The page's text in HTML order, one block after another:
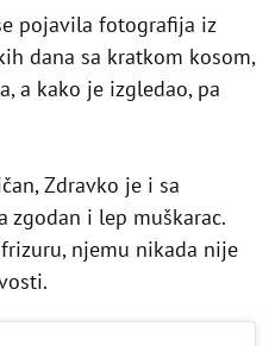
pojavila fotografija iz
dana sa kratkom kosom,
a kako je izgledao, pa
Zdravko je i sa
zgodan i lep muškarac.
njemu nikada nije